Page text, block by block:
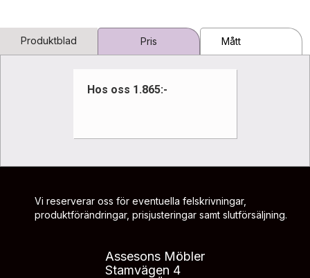
Produktblad Pris Mått
Hos oss 1.865:-
Vi reserverar oss för eventuella felskrivningar,
produktförändringar, prisjusteringar samt slutförsäljning.
Assesons Möbler
Stamvägen 4